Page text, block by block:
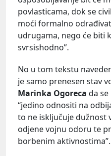
povlasticama, dok se
moći formalno
udrugama, nego će biti
svrsishodno”.
No u tom tekstu
je samo prenesen stav
Marinka Ogoreca da
“jedino odnositi na
to ne isključuje dužnost
odjene vojnu odoru te
borbenim aktivnostima”.